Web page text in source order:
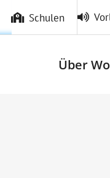
Schulen
Über